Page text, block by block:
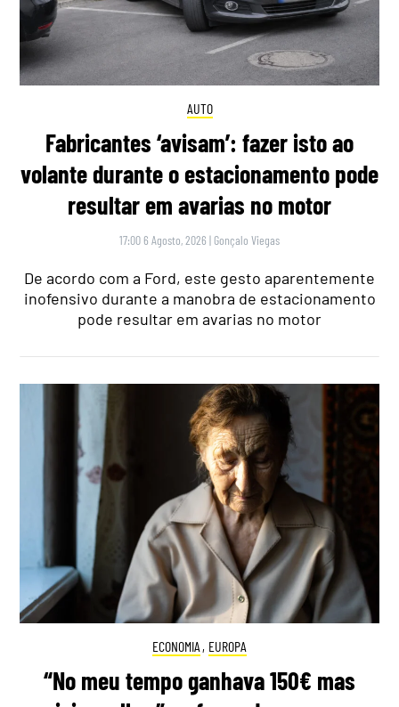
AUTO
Fabricantes ‘avisam’: fazer isto ao
volante durante o estacionamento pode
resultar em avarias no motor
17:00 6 Agosto, 2026 | Gonçalo Viegas
De acordo com a Ford, este gesto aparentemente
inofensivo durante a manobra de estacionamento
pode resultar em avarias no motor
ECONOMIA , EUROPA
“No meu tempo ganhava 150€ mas